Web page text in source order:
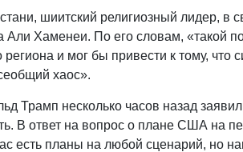
шиитский религиозный лидер, в
Али Хаменеи. По его словам, «такой
региона и мог бы привести к тому, что
хаос».
Трамп несколько часов назад
В ответ на вопрос о плане США на
есть планы на любой сценарий, но